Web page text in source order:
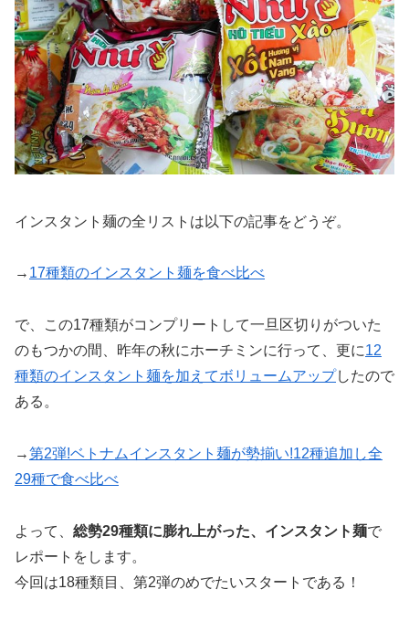
インスタント麺の全リストは以下の記事をどうぞ。
→ 17種類のインスタント麺を食べ比べ
で、この17種類がコンプリートして一旦区切りがついた
のもつかの間、昨年の秋にホーチミンに行って、更に12
種類のインスタント麺を加えてボリュームアップしたので
ある。
→第2弾!ベトナムインスタント麺が勢揃い!12種追加し全
29種で食べ比べ
よって、 総勢29種類に膨れ上がった、インスタント麺で
レポートをします。
今回は18種類目、第2弾のめでたいスタートである！